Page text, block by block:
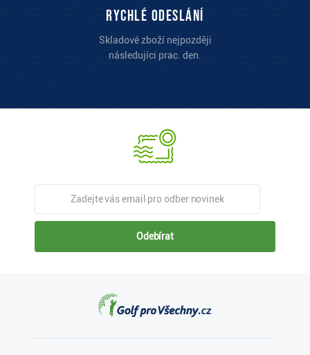
Rychlé odeslání
Skladové zboží nejpozději
následujíci prac. den.
Odebírat